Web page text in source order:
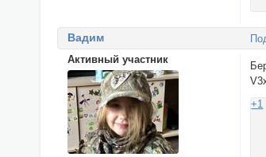
Вадим
Активный участник
+1